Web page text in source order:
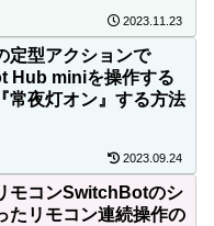
2023.11.23
定型アクションで
Hub miniを操作する
常夜灯オン』する方法
2023.09.24
モコンSwitchBotのシ
たリモコン連続操作の